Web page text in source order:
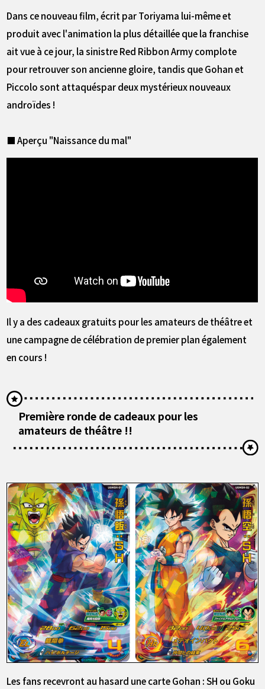
Dans ce nouveau film, écrit par Toriyama lui-même et
produit avec l'animation la plus détaillée que la franchise
ait vue à ce jour, la sinistre Red Ribbon Army complote
pour retrouver son ancienne gloire, tandis que Gohan et
Piccolo sont attaquéspar deux mystérieux nouveaux
androïdes !
■ Aperçu "Naissance du mal"
Il y a des cadeaux gratuits pour les amateurs de théâtre et
une campagne de célébration de premier plan également
en cours !
Première ronde de cadeaux pour les
amateurs de théâtre !!
Les fans recevront au hasard une carte Gohan : SH ou Goku